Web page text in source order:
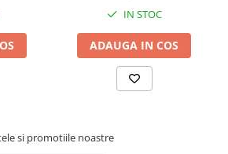
IN STOC
ADAUGA IN COS
si promotiile noastre